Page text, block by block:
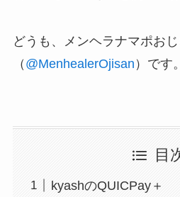
どうも、メンヘラナマポお
（ @MenhealerOjisan ）です。
目
kyashのQUICPay＋